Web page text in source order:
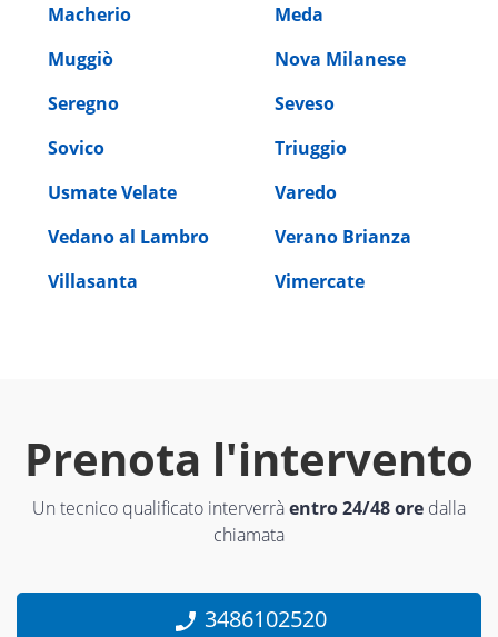
Macherio
Meda
Muggiò
Nova Milanese
Seregno
Seveso
Sovico
Triuggio
Usmate Velate
Varedo
Vedano al Lambro
Verano Brianza
Villasanta
Vimercate
Prenota l'intervento
Un tecnico qualificato interverràentro 24/48 ore dalla
chiamata
3486102520